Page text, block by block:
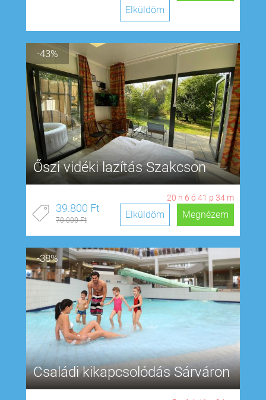
Elküldöm
-43%
Őszi vidéki lazítás Szakcson
20 n 6 ó41 p 33 m
39.800 Ft
70.000 Ft Megnézem
Elküldöm
-38%
Családi kikapcsolódás Sárváron